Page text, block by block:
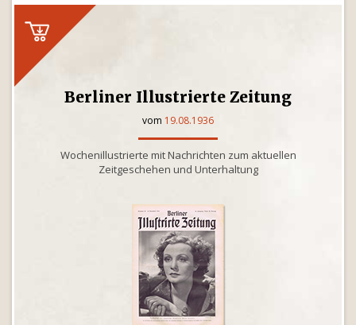
Berliner Illustrierte Zeitung
vom 19.08.1936
Wochenillustrierte mit Nachrichten zum aktuellen
Zeitgeschehen und Unterhaltung